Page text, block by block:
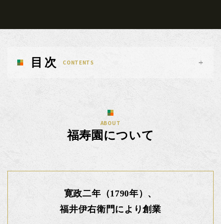
CONTENTS
目次
ABOUT
福寿園について
寛政二年（1790年）、
福井伊右衛門により創業